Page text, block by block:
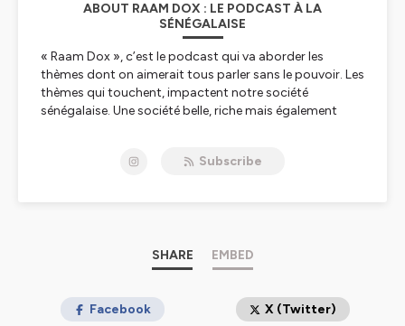
ABOUT RAAM DOX : LE PODCAST À LA
SÉNÉGALAISE
« Raam Dox », c’est le podcast qui va aborder les
thèmes dont on aimerait tous parler sans le pouvoir. Les
thèmes qui touchent, impactent notre société
sénégalaise. Une société belle, riche mais également
Sur ce podcast, nous allons parler d’éducation, de
permettre de partager ton témoignage si tu en ressens
le besoin ou de transmettre un message positif à la
Subscribe
SHARE EMBED
Facebook X (Twitter)